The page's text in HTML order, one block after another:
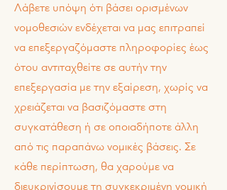
Λάβετε υπόψη ότι βάσει ορισμένων
νομοθεσιών ενδέχεται να μας επιτραπεί
να επεξεργαζόμαστε πληροφορίες έως
ότου αντιταχθείτε σε αυτήν την
επεξεργασία με την εξαίρεση, χωρίς να
χρειάζεται να βασιζόμαστε στη
συγκατάθεση ή σε οποιαδήποτε άλλη
από τις παραπάνω νομικές βάσεις. Σε
κάθε περίπτωση, θα χαρούμε να
διευκρινίσουμε τη συγκεκριμένη νομική